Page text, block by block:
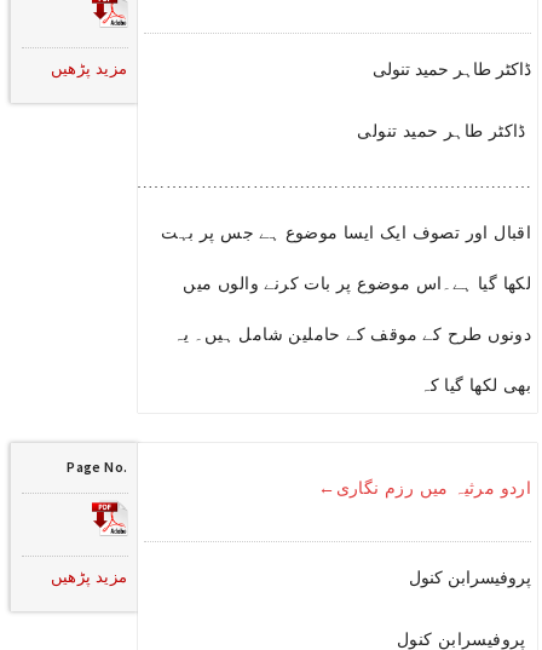
ڈاکٹر طاہر حمید تنولی
ڈاکٹر طاہر حمید تنولی
…………………………………………………………………
اقبال اور تصوف ایک ایسا موضوع ہے جس پر بہت
لکھا گیا ہے۔اس موضوع پر بات کرنے والوں میں
دونوں طرح کے موقف کے حاملین شامل ہیں۔ یہ
بھی لکھا گیا کہ
مزید پڑھیں
اردو مرثیہ میں رزم نگاری←
پروفیسرابن کنول
پروفیسرابن کنول
Page No.
مزید پڑھیں